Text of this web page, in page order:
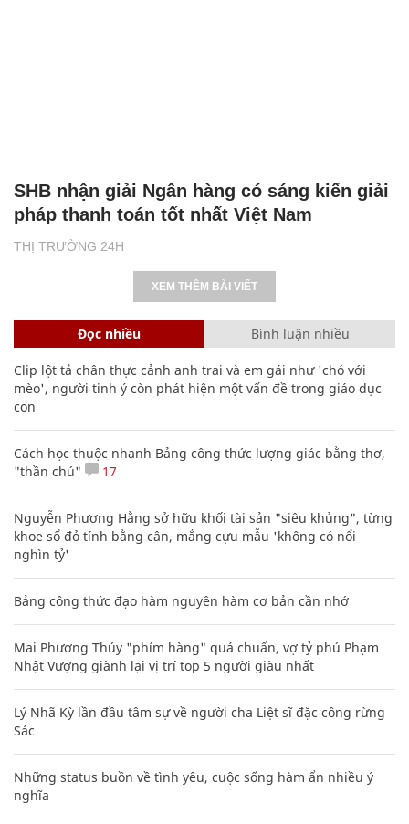
THỊ TRƯỜNG 24H
SHB nhận giải Ngân hàng có sáng kiến giải
pháp thanh toán tốt nhất Việt Nam
XEM THÊM BÀI VIẾT
Đọc nhiều Bình luận nhiều
Clip lột tả chân thực cảnh anh trai và em gái như 'chó với
mèo', người tinh ý còn phát hiện một vấn đề trong giáo dục
con
Cách học thuộc nhanh Bảng công thức lượng giác bằng thơ,
"thần chú"
17
Nguyễn Phương Hằng sở hữu khối tài sản "siêu khủng", từng
khoe sổ đỏ tính bằng cân, mắng cựu mẫu 'không có nổi
nghìn tỷ'
Bảng công thức đạo hàm nguyên hàm cơ bản cần nhớ
Mai Phương Thúy "phím hàng" quá chuẩn, vợ tỷ phú Phạm
Nhật Vượng giành lại vị trí top 5 người giàu nhất
Lý Nhã Kỳ lần đầu tâm sự về người cha Liệt sĩ đặc công rừng
Sác
Những status buồn về tình yêu, cuộc sống hàm ẩn nhiều ý
nghĩa